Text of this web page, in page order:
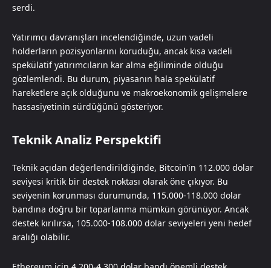
serdi.
Yatırımcı davranışları incelendiğinde, uzun vadeli
holderların pozisyonlarını koruduğu, ancak kısa vadeli
spekülatif yatırımcıların kar alma eğiliminde olduğu
gözlemlendi. Bu durum, piyasanın hala spekülatif
hareketlere açık olduğunu ve makroekonomik gelişmelere
hassasiyetinin sürdüğünü gösteriyor.
Teknik Analiz Perspektifi
Teknik açıdan değerlendirildiğinde, Bitcoin’in 112.000 dolar
seviyesi kritik bir destek noktası olarak öne çıkıyor. Bu
seviyenin korunması durumunda, 115.000-118.000 dolar
bandına doğru bir toparlanma mümkün görünüyor. Ancak
destek kırılırsa, 105.000-108.000 dolar seviyeleri yeni hedef
aralığı olabilir.